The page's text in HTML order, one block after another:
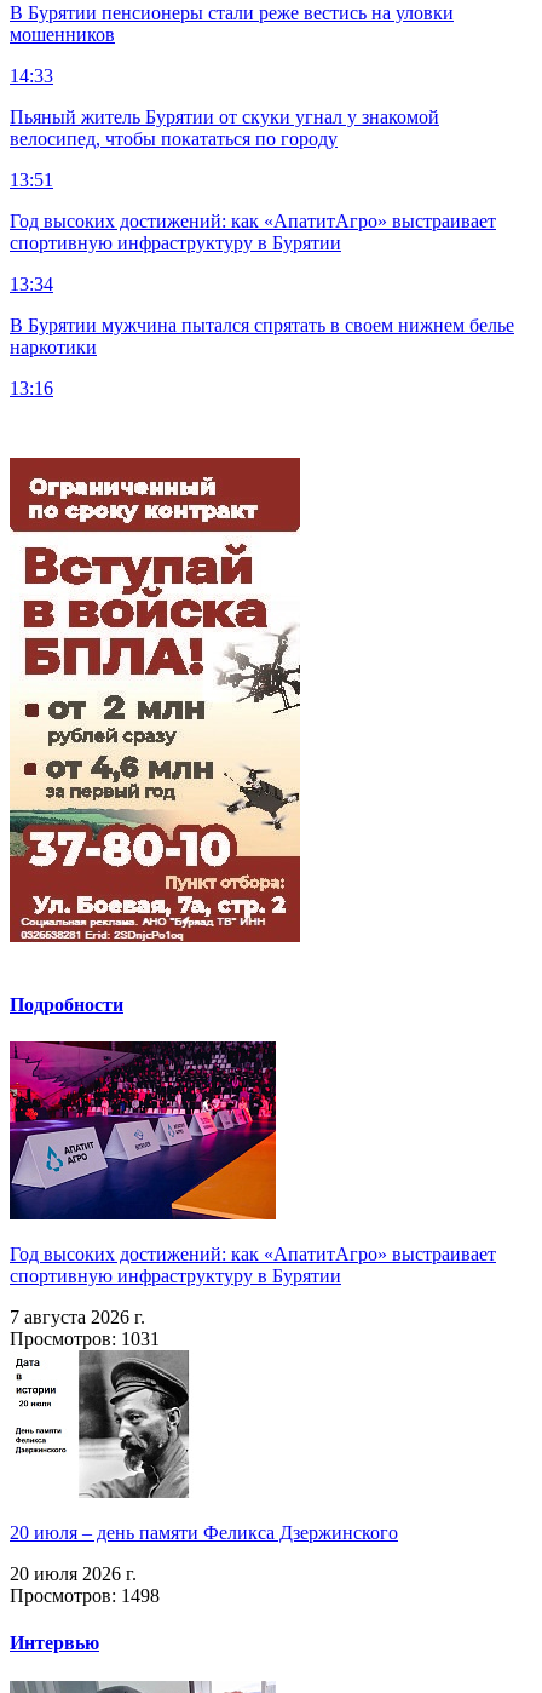
В Бурятии пенсионеры стали реже вестись на уловки
мошенников
14:33
Пьяный житель Бурятии от скуки угнал у знакомой
велосипед, чтобы покататься по городу
13:51
Год высоких достижений: как «АпатитАгро» выстраивает
спортивную инфраструктуру в Бурятии
13:34
В Бурятии мужчина пытался спрятать в своем нижнем белье
наркотики
13:16
Подробности
Год высоких достижений: как «АпатитАгро» выстраивает
спортивную инфраструктуру в Бурятии
7 августа 2026 г.
Просмотров: 1031
20 июля – день памяти Феликса Дзержинского
20 июля 2026 г.
Просмотров: 1498
Интервью